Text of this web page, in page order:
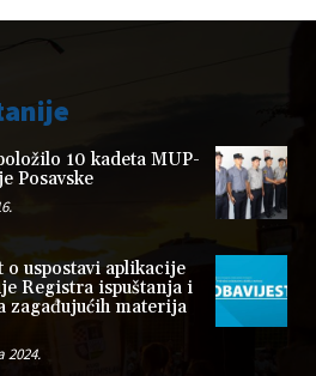
10 kadeta MUP-
Posavske
o uspostavi aplikacije
Registra ispuštanja i
zagađujućih materija
2024.